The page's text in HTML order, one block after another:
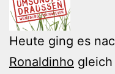
Heute ging es
Ronaldinho